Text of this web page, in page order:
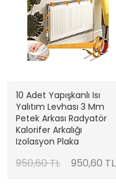
10 Adet Yapışkanlı Isı
Yalıtım Levhası 3 Mm
Petek Arkası Radyatör
Kalorifer Arkalığı
Izolasyon Plaka
950,60 TL 950,60 TL